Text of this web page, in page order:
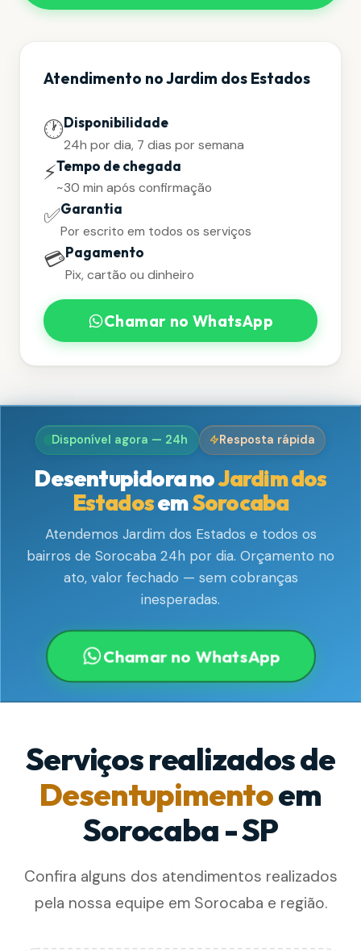
Atendimento no Jardim dos Estados
🕐Disponibilidade
24h por dia, 7 dias por semana
⚡Tempo de chegada
~30 min após confirmação
✅Garantia
Por escrito em todos os serviços
💳Pagamento
Pix, cartão ou dinheiro
Chamar no WhatsApp
Disponível agora — 24h Resposta rápida
Desentupidora noJardim dos
EstadosemSorocaba
Atendemos Jardim dos Estados e todos os
bairros de Sorocaba 24h por dia. Orçamento no
ato, valor fechado — sem cobranças
inesperadas.
Chamar no WhatsApp
Serviços realizados de
Desentupimentoem
Sorocaba - SP
Confira alguns dos atendimentos realizados
pela nossa equipe em Sorocaba e região.